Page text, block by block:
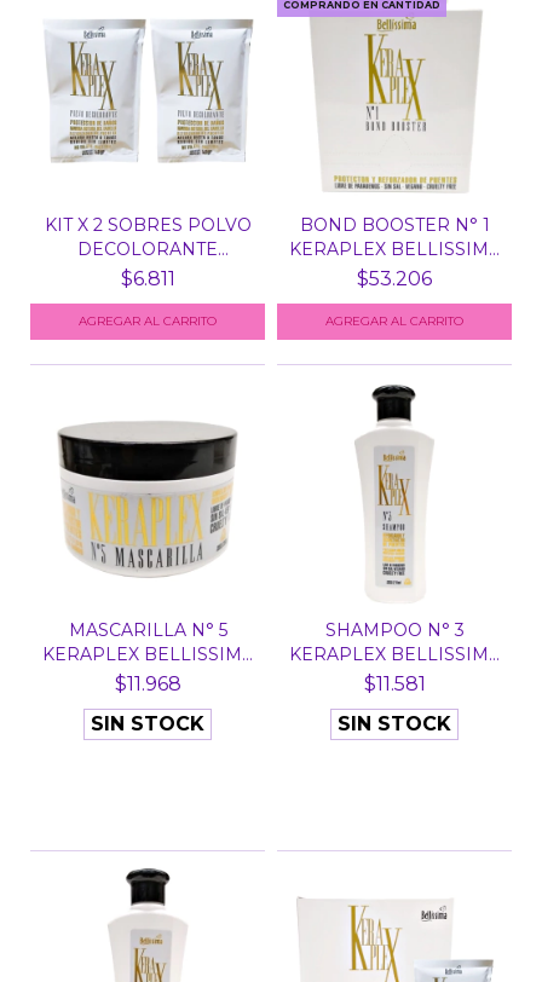
KIT X 2 SOBRES POLVO
DECOLORANTE
KERAPLE...
$6.811
COMPRANDO EN CANTIDAD
BOND BOOSTER N° 1
KERAPLEX BELLISSIMA
X...
$53.206
MASCARILLA N° 5
KERAPLEX BELLISSIMA
X 25...
$11.968
SIN STOCK
SHAMPOO N° 3
KERAPLEX BELLISSIMA
X 270 M...
$11.581
SIN STOCK